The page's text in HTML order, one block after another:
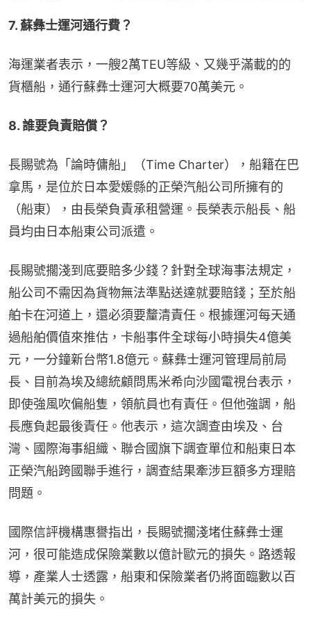
7. 蘇彝士運河通行費？
海運業者表示，一艘2萬TEU等級、又幾乎滿載的的
貨櫃船，通行蘇彝士運河大概要70萬美元。
8. 誰要負責賠償？
長賜號為「論時傭船」（Time Charter），船籍在巴
拿馬，是位於日本愛媛縣的正榮汽船公司所擁有的
（船東），由長榮負責承租營運。長榮表示船長、船
員均由日本船東公司派遣。
長賜號擱淺到底要賠多少錢？針對全球海事法規定，
船公司不需因為貨物無法準點送達就要賠錢；至於船
舶卡在河道上，還必須要釐清責任。根據運河每天通
過船舶價值來推估，卡船事件全球每小時損失4億美
元，一分鐘新台幣1.8億元。蘇彝士運河管理局前局
長、目前為埃及總統顧問馬米希向沙國電視台表示，
即使強風吹偏船隻，領航員也有責任。但他強調，船
長應負起最後責任。他表示，這次調查由埃及、台
灣、國際海事組織、聯合國旗下調查單位和船東日本
正榮汽船跨國聯手進行，調查結果牽涉巨額多方理賠
問題。
國際信評機構惠譽指出，長賜號擱淺堵住蘇彝士運
河，很可能造成保險業數以億計歐元的損失。路透報
導，產業人士透露，船東和保險業者仍將面臨數以百
萬計美元的損失。